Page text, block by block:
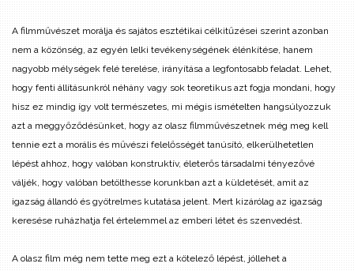
A filmművészet morálja és sajátos esztétikai célkitűzései szerint azonban
nem a közönség, az egyén lelki tevékenységének élénkítése, hanem
nagyobb mélységek felé terelése, irányítása a legfontosabb feladat. Lehet,
hogy fenti állításunkról néhány vagy sok teoretikus azt fogja mondani, hogy
hisz ez mindig így volt természetes, mi mégis ismételten hangsúlyozzuk
azt a meggyőződésünket, hogy az olasz filmművészetnek még meg kell
tennie ezt a morális és művészi felelősségét tanúsító, elkerülhetetlen
lépést ahhoz, hogy valóban konstruktív, életerős társadalmi tényezővé
váljék, hogy valóban betölthesse korunkban azt a küldetését, amit az
igazság állandó és gyötrelmes kutatása jelent. Mert kizárólag az igazság
keresése ruházhatja fel értelemmel az emberi létet és szenvedést.
A olasz film még nem tette meg ezt a kötelező lépést, jóllehet a